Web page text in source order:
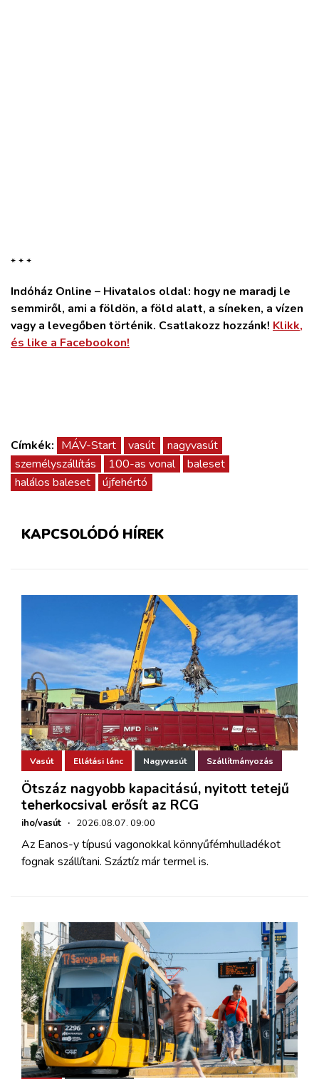
* * *
Indóház Online – Hivatalos oldal: hogy ne maradj le
semmiről, ami a földön, a föld alatt, a síneken, a vízen
vagy a levegőben történik. Csatlakozz hozzánk! Klikk,
és like a Facebookon!
Címkék: MÁV-Start vasút
nagyvasút
személyszállítás
100-as vonal
baleset
halálos baleset
újfehértó
KAPCSOLÓDÓ HÍREK
Vasút Ellátási lánc Nagyvasút Szállítmányozás
Ötszáz nagyobb kapacitású, nyitott tetejű
teherkocsival erősít az RCG
iho/vasút · 2026.08.07. 09:00
Az Eanos-y típusú vagonokkal könnyűfémhulladékot
fognak szállítani. Száztíz már termel is.